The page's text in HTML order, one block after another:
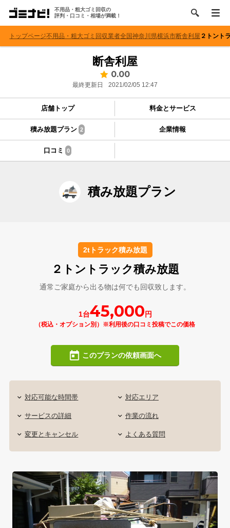
不用品・粗大ゴミ回収の
評判・口コミ・相場が満載！
トップページ不用品・粗大ゴミ回収業者全国神奈川県横浜市断舎利屋 ２トント
断舎利屋
0.00
最終更新日 2021/02/05 12:47
店舗トップ 料金とサービス
積み放題プラン 2 企業情報
口コミ 0
積み放題プラン
2tトラック積み放題
２トントラック積み放題
通常ご家庭から出る物は何でも回収致します。
1台45,000 円
（税込・オプション別）※利用後の口コミ投稿でこの価格
このプランの依頼画面へ
対応可能な時間帯 対応エリア
サービスの詳細 作業の流れ
変更とキャンセル よくある質問